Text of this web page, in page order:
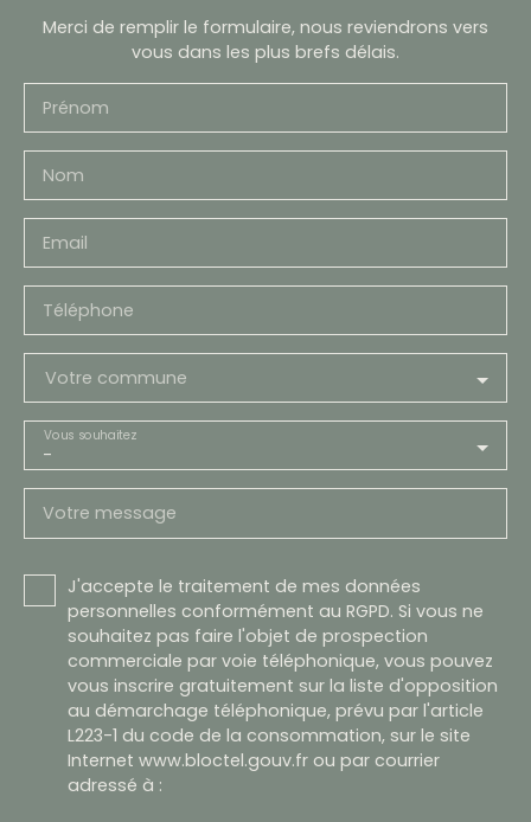
Merci de remplir le formulaire, nous reviendrons vers
vous dans les plus brefs délais.
Prénom
Nom
Email
Téléphone
Votre commune
-
Vous souhaitez
Votre message
J'accepte le traitement de mes données
personnelles conformément au RGPD. Si vous ne
souhaitez pas faire l'objet de prospection
commerciale par voie téléphonique, vous pouvez
vous inscrire gratuitement sur la liste d'opposition
au démarchage téléphonique, prévu par l'article
L223-1 du code de la consommation, sur le site
Internet www.bloctel.gouv.fr ou par courrier
adressé à :